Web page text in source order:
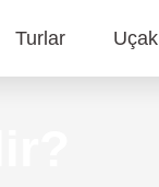
Turlar Uçak